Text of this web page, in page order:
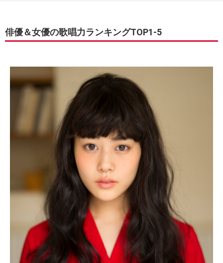
俳優＆女優の歌唱力ランキングTOP1-5